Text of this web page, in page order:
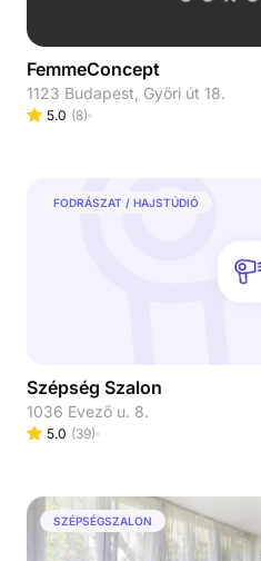
FemmeConcept
1123 Budapest, Győri út 18.
5.0 (8)
FODRÁSZAT / HAJSTÚDIÓ
Szépség Szalon
1036 Evező u. 8.
5.0 (39)
SZÉPSÉGSZALON